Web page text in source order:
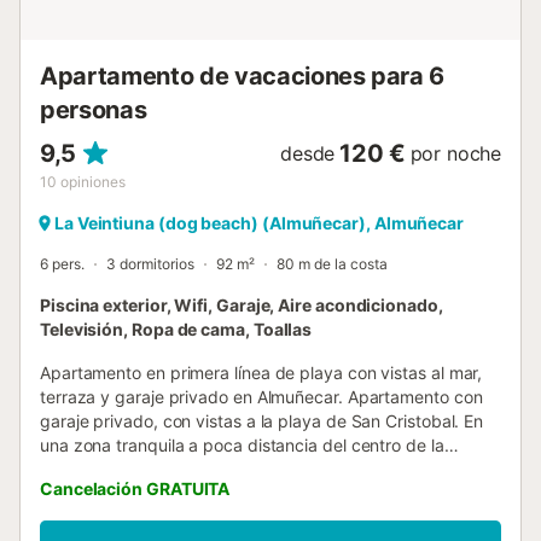
Apartamento de vacaciones para 6
personas
9,5
10 opiniones
desde 120 € por noche
La Veintiuna (dog beach) (Almuñecar), Almuñecar
6 pers. 3 dormitorios 92 m² 80 m de la costa
Piscina exterior, Wifi, Garaje, Aire acondicionado,
Televisión, Ropa de cama, Toallas
Apartamento en primera línea de playa con vistas al mar,
terraza y garaje privado en Almuñecar. Apartamento con
garaje privado, con vistas a la playa de San Cristobal. En
una zona tranquila a poca distancia del centro de la
elevada le da una vista maravillosa sobre la ciudad y el
mar. El apartamento tiene todo para que sus vacaciones
Cancelación GRATUITA